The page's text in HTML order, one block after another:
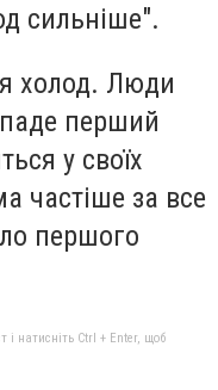
сильніше".
холод. Люди
перший
у своїх
частіше за все
першого
і натисніть Ctrl + Enter, щоб